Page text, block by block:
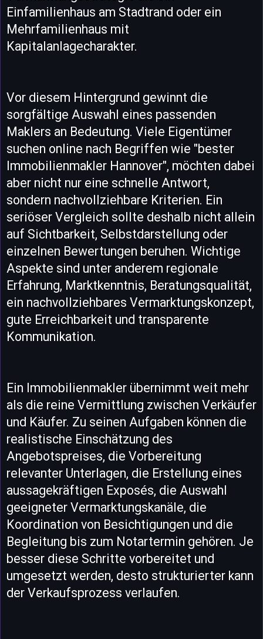
Einfamilienhaus am Stadtrand oder ein
Mehrfamilienhaus mit
Kapitalanlagecharakter.
Vor diesem Hintergrund gewinnt die
sorgfältige Auswahl eines passenden
Maklers an Bedeutung. Viele Eigentümer
suchen online nach Begriffen wie "bester
Immobilienmakler Hannover", möchten dabei
aber nicht nur eine schnelle Antwort,
sondern nachvollziehbare Kriterien. Ein
seriöser Vergleich sollte deshalb nicht allein
auf Sichtbarkeit, Selbstdarstellung oder
einzelnen Bewertungen beruhen. Wichtige
Aspekte sind unter anderem regionale
Erfahrung, Marktkenntnis, Beratungsqualität,
ein nachvollziehbares Vermarktungskonzept,
gute Erreichbarkeit und transparente
Kommunikation.
Ein Immobilienmakler übernimmt weit mehr
als die reine Vermittlung zwischen Verkäufer
und Käufer. Zu seinen Aufgaben können die
realistische Einschätzung des
Angebotspreises, die Vorbereitung
relevanter Unterlagen, die Erstellung eines
aussagekräftigen Exposés, die Auswahl
geeigneter Vermarktungskanäle, die
Koordination von Besichtigungen und die
Begleitung bis zum Notartermin gehören. Je
besser diese Schritte vorbereitet und
umgesetzt werden, desto strukturierter kann
der Verkaufsprozess verlaufen.